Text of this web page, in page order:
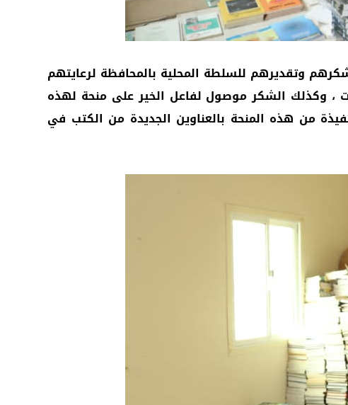
وتقديرهم للسلطة المحلية بالمحافظة لرعايتهم
، وكذلك الشكر موصول لفاعل الخير على منحة لهذه
من هذه المنحة بالعناوين الجديدة من الكتب في